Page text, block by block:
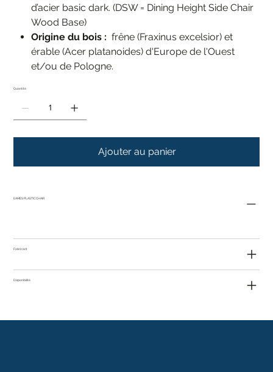
d’acier basic dark. (DSW = Dining Height Side Chair
Wood Base)
Origine du bois : frêne (Fraxinus excelsior) et
érable (Acer platanoides) d'Europe de l'Ouest
et/ou de Pologne.
Quantité
Ajouter au panier
EAMES PLASTIC CHAIR
Fabricant
Disponibilité